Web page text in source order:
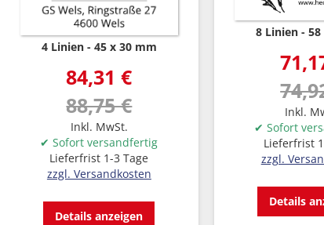
4 Linien 45 x 30 mm
84,31 €
88,75 €
Inkl. MwSt.
✔ Sofort versandfertig
Lieferfrist 1-3 Tage
zzgl. Versandkosten
Details anzeigen
8 Linien
Inkl.
✔ Sofort
Lieferfrist
zzgl.
Details